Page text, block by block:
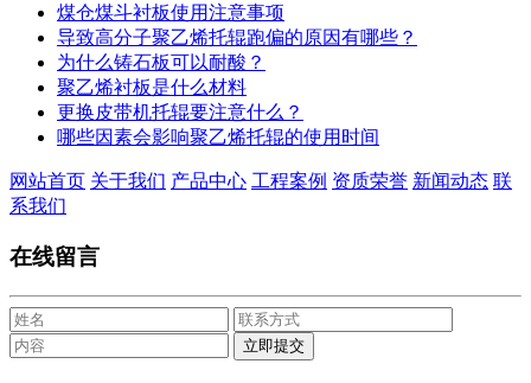
煤仓煤斗衬板使用注意事项
导致高分子聚乙烯托辊跑偏的原因有哪些？
为什么铸石板可以耐酸？
聚乙烯衬板是什么材料
更换皮带机托辊要注意什么？
哪些因素会影响聚乙烯托辊的使用时间
网站首页 关于我们 产品中心 工程案例 资质荣誉 新闻动态 联
系我们
在线留言